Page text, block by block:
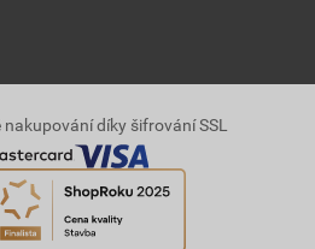
nakupování díky šifrování SSL